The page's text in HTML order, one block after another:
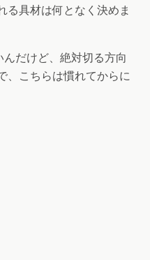
る具材は何となく決めま
だけど、絶対切る方向
、こちらは慣れてからに